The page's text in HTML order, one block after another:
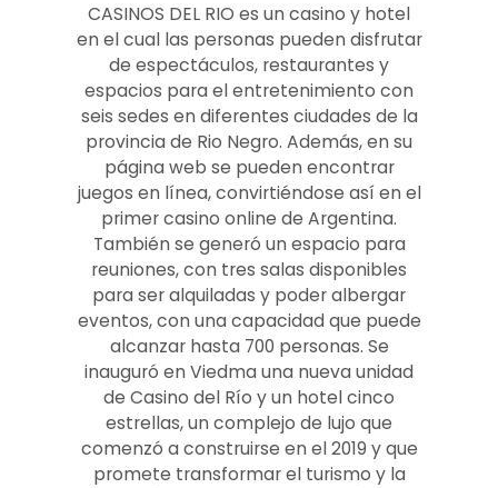
CASINOS DEL RIO es un casino y hotel
en el cual las personas pueden disfrutar
de espectáculos, restaurantes y
espacios para el entretenimiento con
seis sedes en diferentes ciudades de la
provincia de Rio Negro. Además, en su
página web se pueden encontrar
juegos en línea, convirtiéndose así en el
primer casino online de Argentina.
También se generó un espacio para
reuniones, con tres salas disponibles
para ser alquiladas y poder albergar
eventos, con una capacidad que puede
alcanzar hasta 700 personas. Se
inauguró en Viedma una nueva unidad
de Casino del Río y un hotel cinco
estrellas, un complejo de lujo que
comenzó a construirse en el 2019 y que
promete transformar el turismo y la